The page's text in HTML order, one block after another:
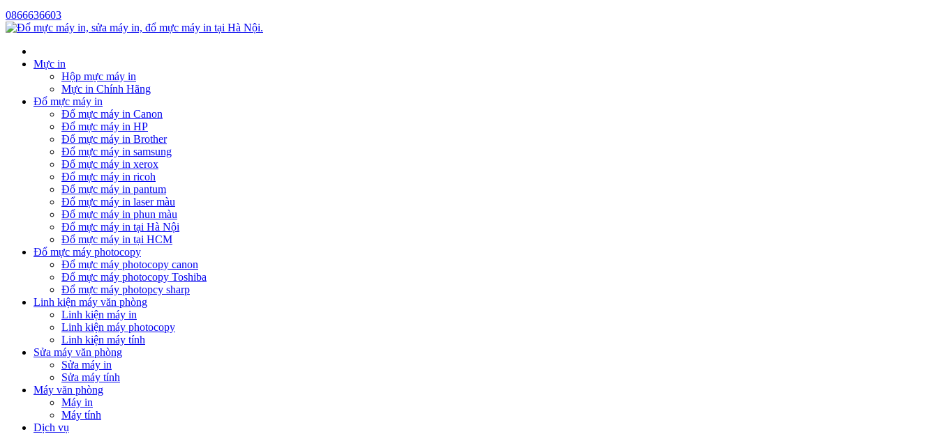
0866636603
Mực in
Hộp mực máy in
Mực in Chính Hãng
Đổ mực máy in
Đổ mực máy in Canon
Đổ mực máy in HP
Đổ mực máy in Brother
Đổ mực máy in samsung
Đổ mực máy in xerox
Đổ mực máy in ricoh
Đổ mực máy in pantum
Đổ mực máy in laser màu
Đổ mực máy in phun màu
Đổ mực máy in tại Hà Nội
Đổ mực máy in tại HCM
Đổ mực máy photocopy
Đổ mực máy photocopy canon
Đổ mực máy photocopy Toshiba
Đổ mực máy photopcy sharp
Linh kiện máy văn phòng
Linh kiện máy in
Linh kiện máy photocopy
Linh kiện máy tính
Sửa máy văn phòng
Sửa máy in
Sửa máy tính
Máy văn phòng
Máy in
Máy tính
Dịch vụ